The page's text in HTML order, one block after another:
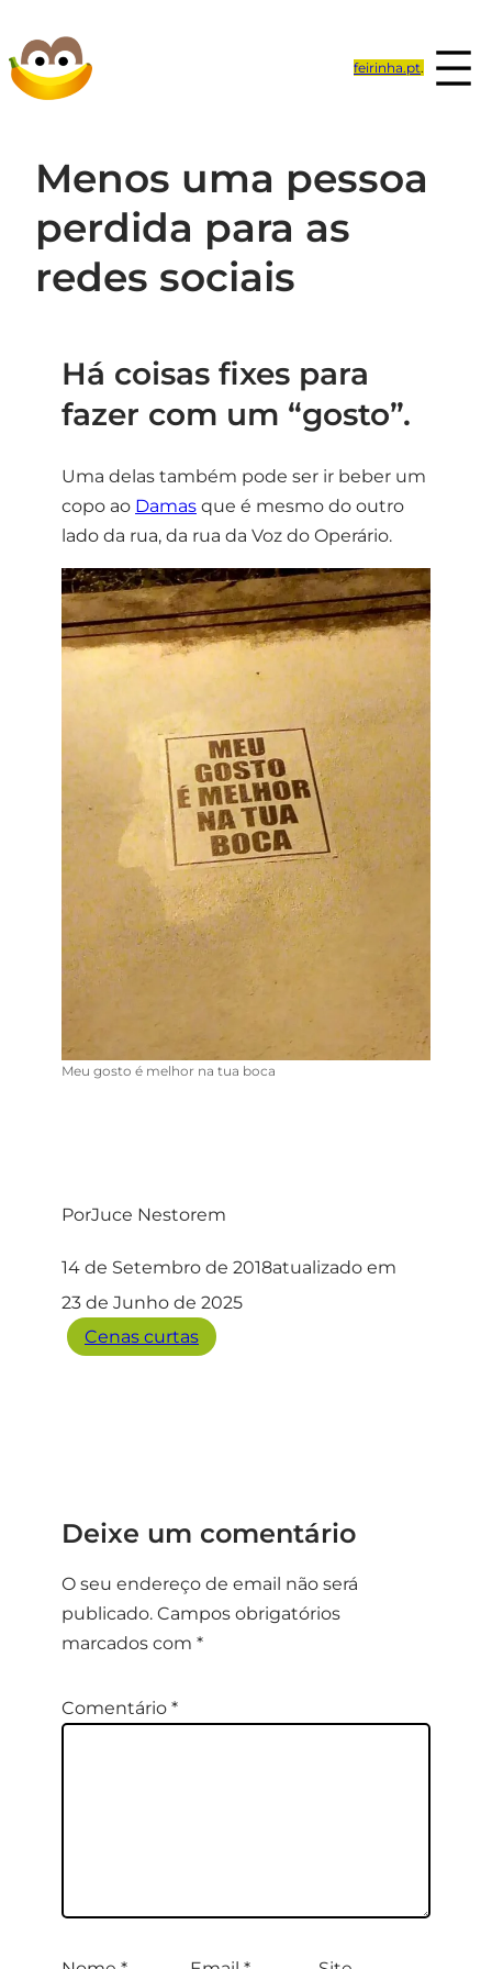
para
o
feirinha.pt.
Menos uma pessoa
perdida para as
redes sociais
Há coisas fixes para
fazer com um “gosto”.
Uma delas também pode ser ir beber um
copo ao Damas que é mesmo do outro
lado da rua, da rua da Voz do Operário.
Meu gosto é melhor na tua boca
PorJuce Nestorem
14 de Setembro de 2018atualizado em
23 de Junho de 2025
Cenas curtas
Deixe um comentário
O seu endereço de email não será
publicado. Campos obrigatórios
marcados com *
Comentário *